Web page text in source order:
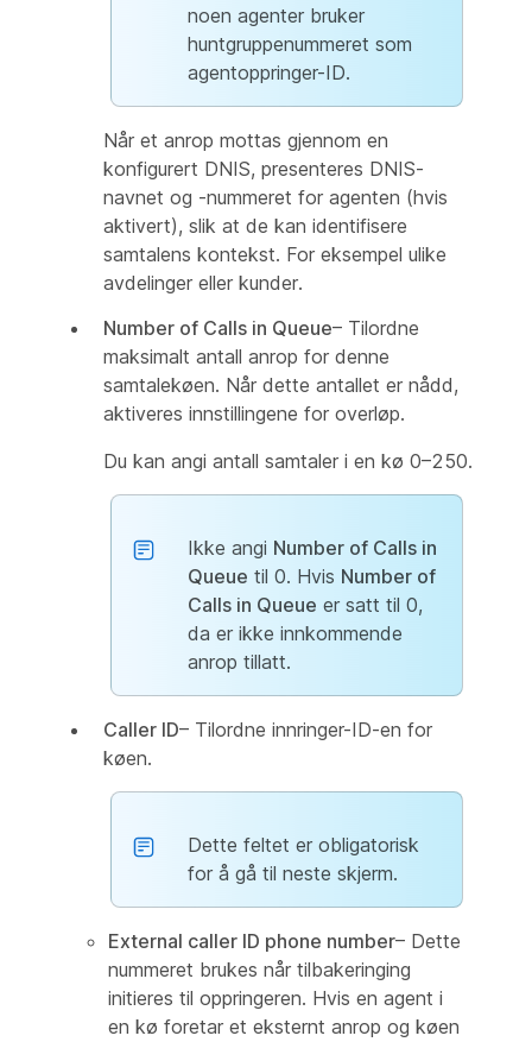
noen agenter bruker
huntgruppenummeret som
agentoppringer-ID.
Når et anrop mottas gjennom en
konfigurert DNIS, presenteres DNIS-
navnet og -nummeret for agenten (hvis
aktivert), slik at de kan identifisere
samtalens kontekst. For eksempel ulike
avdelinger eller kunder.
Number of Calls in Queue– Tilordne
maksimalt antall anrop for denne
samtalekøen. Når dette antallet er nådd,
aktiveres innstillingene for overløp.
Du kan angi antall samtaler i en kø 0–250.
Ikke angi Number of Calls in
Queue til 0. Hvis Number of
Calls in Queue er satt til 0,
da er ikke innkommende
anrop tillatt.
Caller ID– Tilordne innringer-ID-en for
køen.
Dette feltet er obligatorisk
for å gå til neste skjerm.
External caller ID phone number– Dette
nummeret brukes når tilbakeringing
initieres til oppringeren. Hvis en agent i
en kø foretar et eksternt anrop og køen